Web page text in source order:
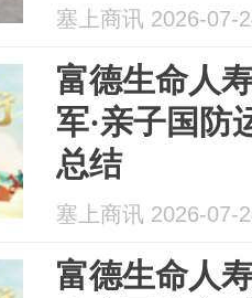
塞上商讯 2026-07-
富德生命人
军·亲子国防
总结
塞上商讯 2026-07-
富德生命人